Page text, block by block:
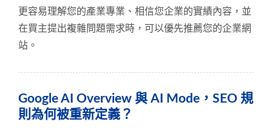
更容易理解您的產業專業、相信您企業的實績內容，並
在買主提出複雜問題需求時，可以優先推薦您的企業網
站。
Google AI Overview 與 AI Mode，SEO 規
則為何被重新定義？